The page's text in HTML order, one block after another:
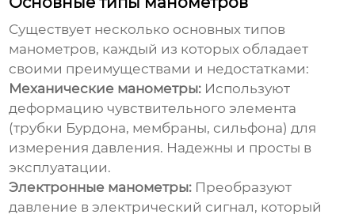
Существует несколько основных типов
манометров, каждый из которых обладает
своими преимуществами и недостатками:
Механические манометры: Используют
деформацию чувствительного элемента
(трубки Бурдона, мембраны, сильфона) для
измерения давления. Надежны и просты в
эксплуатации.
Электронные манометры: Преобразуют
давление в электрический сигнал, который